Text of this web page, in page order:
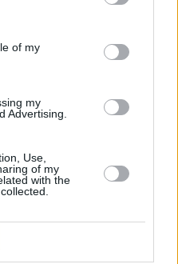
of my
my
Advertising.
Use,
of my
with the
Góngora es un
y festivo, que se
Fiestas del Rosario, en
desde 1984. En
se trata de un
está basado en el
Góngora adoptó
segunda edición de las
grupo encargado